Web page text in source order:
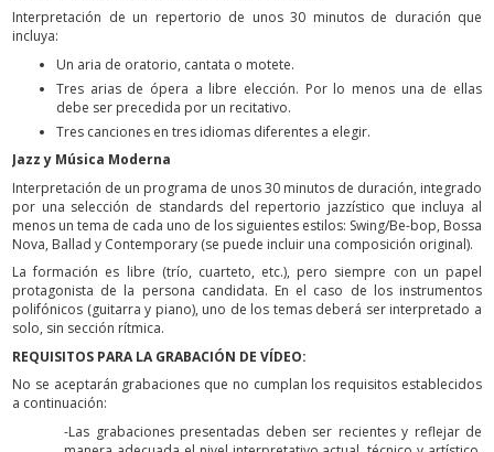
Interpretación de un repertorio de unos 30 minutos de duración que
incluya:
Un aria de oratorio, cantata o motete.
Tres arias de ópera a libre elección. Por lo menos una de ellas
debe ser precedida por un recitativo.
Tres canciones en tres idiomas diferentes a elegir.
Jazz y Música Moderna
Interpretación de un programa de unos 30 minutos de duración, integrado
por una selección de standards del repertorio jazzístico que incluya al
menos un tema de cada uno de los siguientes estilos: Swing/Be-bop, Bossa
Nova, Ballad y Contemporary (se puede incluir una composición original).
La formación es libre (trío, cuarteto, etc.), pero siempre con un papel
protagonista de la persona candidata. En el caso de los instrumentos
polifónicos (guitarra y piano), uno de los temas deberá ser interpretado a
solo, sin sección rítmica.
REQUISITOS PARA LA GRABACIÓN DE VÍDEO:
No se aceptarán grabaciones que no cumplan los requisitos establecidos
a continuación:
-Las grabaciones presentadas deben ser recientes y reflejar de